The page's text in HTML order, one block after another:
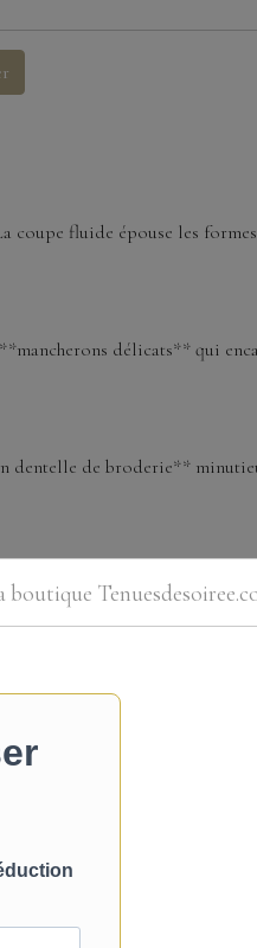
coupe fluide épouse les
délicats** qui
dentelle de broderie**
rangée de **boutons
à une réception élégante. À
boutique